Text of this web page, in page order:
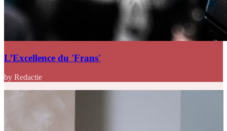
L’Excellence du 'Frans'
by Redactie